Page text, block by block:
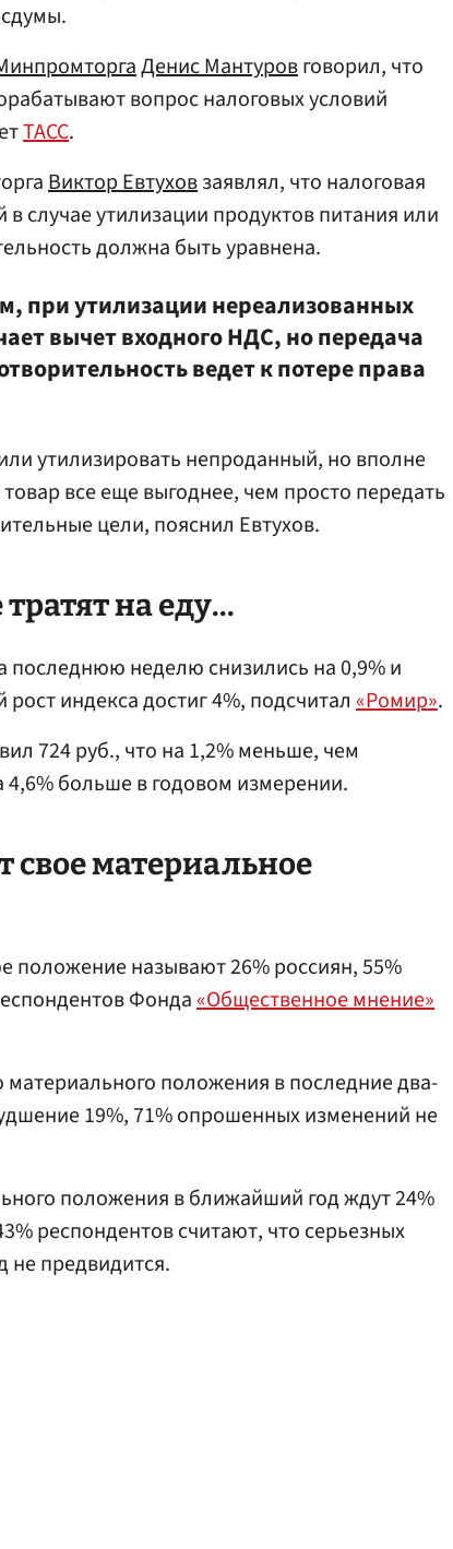
Денис Мантуровговорил, что
вопрос налоговых условий
ТАСС.
Виктор Евтуховзаявлял, что налоговая
в случае утилизации продуктов питания или
должна быть уравнена.
при утилизации нереализованных
вычет входного НДС, но передача
ведет к потере права
утилизировать непроданный, но вполне
все еще выгоднее, чем просто передать
цели, пояснил Евтухов.
на еду...
последнюю неделю снизились на 0,9% и
индекса достиг 4%, подсчитал «Ромир».
724 руб., что на 1,2% меньше, чем
больше в годовом измерении.
свое материальное
положение называют 26% россиян, 55%
Фонда«Общественное мнение»
положения в последние два-
19%, 71% опрошенных изменений не
положения в ближайший год ждут 24%
респондентов считают, что серьезных
предвидится.